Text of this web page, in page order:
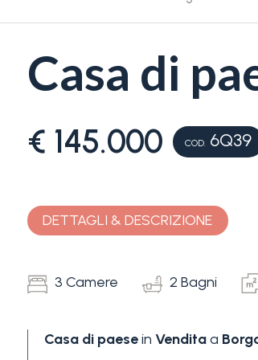
Casa di
€ 145.000 COD.6Q39
DETTAGLI & DESCRIZIONE
3 Camere 2 Bagni
Casa di paesein Venditaa
Camere
Qualsiasi
2